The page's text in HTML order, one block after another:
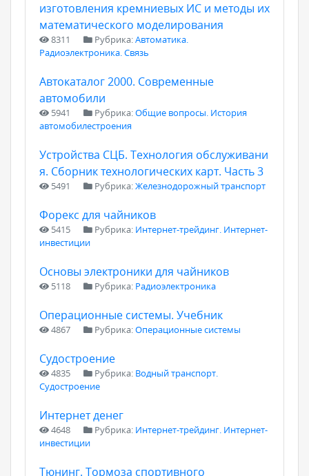
изготовления кремниевых ИС и методы их
математического моделирования
8311 Рубрика:Автоматика.
Радиоэлектроника. Связь
Автокаталог 2000. Современные
автомобили
5941 Рубрика:Общие вопросы. История
автомобилестроения
Устройства СЦБ. Технология обслуживани
я. Сборник технологических карт. Часть 3
5491 Рубрика:Железнодорожный транспорт
Форекс для чайников
5415 Рубрика: Интернет-трейдинг. Интернет-
инвестиции
Основы электроники для чайников
5118 Рубрика: Радиоэлектроника
Операционные системы. Учебник
4867 Рубрика:Операционные системы
Судостроение
4835 Рубрика: Водный транспорт.
Судостроение
Интернет денег
4648 Рубрика: Интернет-трейдинг. Интернет-
инвестиции
Тюнинг. Тормоза спортивного